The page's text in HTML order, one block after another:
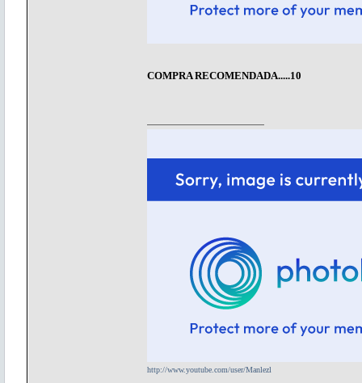
COMPRA RECOMENDADA.....10
http://www.youtube.com/user/Manlezl